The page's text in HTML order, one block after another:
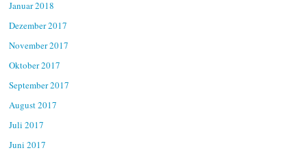
Januar 2018
Dezember 2017
November 2017
Oktober 2017
September 2017
August 2017
Juli 2017
Juni 2017